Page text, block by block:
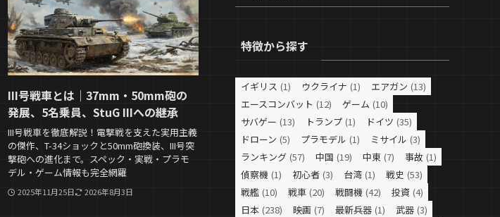
III号戦車とは｜37mm・50mm砲の
発展、5名乗員、StuG IIIへの継承
III号戦車を徹底解説！電撃戦を支えた実用主義
の傑作、T-34ショックと50mm砲換装、III号突
撃砲への進化まで。スペック・実戦・プラモ
デル・ゲーム情報も完全網羅
2025年11月25日 2026年8月3日
特徴から探す
イギリス (1) ウクライナ (1) エアガン (13)
エースコンバット (12) ゲーム (10)
サバゲー (13) トランプ (1) ドイツ (35)
ドローン (5) プラモデル (1) ミサイル (3)
ランキング (57) 中国 (19) 中東 (7) 事故 (1)
偵察機 (1) 初心者 (3) 台湾 (1) 戦史 (53)
戦艦 (10) 戦車 (20) 戦闘機 (42) 投資 (4)
日本 (238) 映画 (7) 最新兵器 (1) 武器 (3)